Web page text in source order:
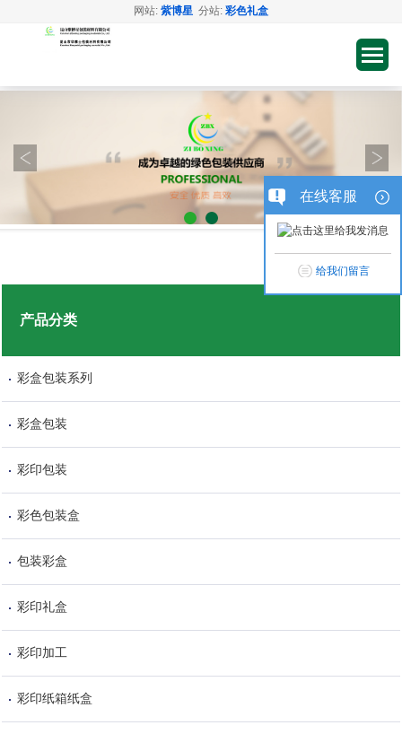
网站: 紫博星 分站: 彩色礼盒
产品分类
彩盒包装系列
彩盒包装
彩印包装
彩色包装盒
包装彩盒
彩印礼盒
彩印加工
彩印纸箱纸盒
在线客服
给我们留言